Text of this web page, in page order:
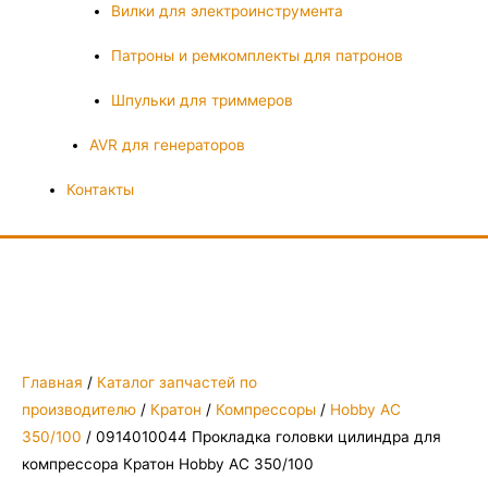
Вилки для электроинструмента
Патроны и ремкомплекты для патронов
Шпульки для триммеров
AVR для генераторов
Контакты
Главная / Каталог запчастей по
производителю / Кратон / Компрессоры / Hobby AC
350/100 / 0914010044 Прокладка головки цилиндра для
компрессора Кратон Hobby AC 350/100